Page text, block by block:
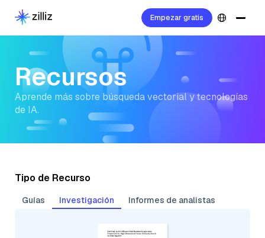
Empezar gratis
Recursos
Aprende más sobre búsqueda vectorial y tecnologías
de IA.
Tipo de Recurso
Guías Investigación Informes de analistas